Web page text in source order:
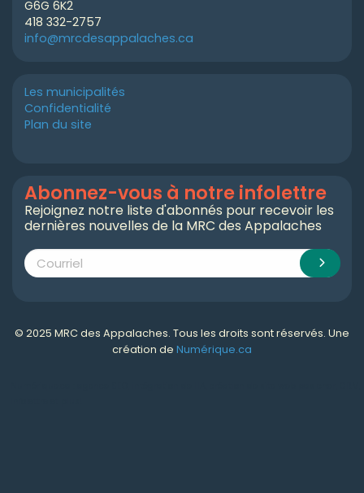
G6G 6K2
418 332-2757
info@mrcdesappalaches.ca
Les municipalités
Confidentialité
Plan du site
Abonnez-vous à notre infolettre
Rejoignez notre liste d'abonnés pour recevoir les
dernières nouvelles de la MRC des Appalaches
© 2025 MRC des Appalaches. Tous les droits sont réservés. Une
création de Numérique.ca